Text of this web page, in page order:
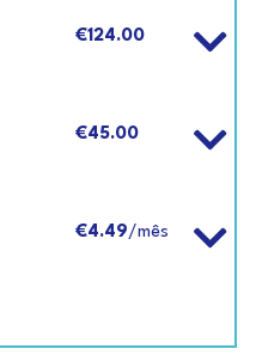
€124.00
€45.00
€4.49/mês